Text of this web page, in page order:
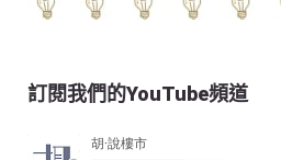
訂閱我們的YouTube頻道